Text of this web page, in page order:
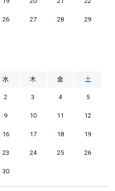
26 27 28 29
水 木 金 土
2 3 4 5
9 10 11 12
16 17 18 19
23 24 25 26
30